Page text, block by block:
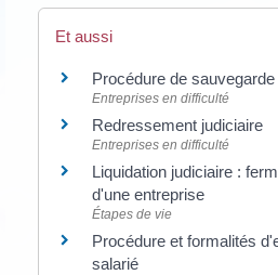
Et aussi
Procédure de sauvegarde
Entreprises en difficulté
Redressement judiciaire
Entreprises en difficulté
Liquidation judiciaire :
d'une entreprise
Étapes de vie
Procédure et formalités
salarié